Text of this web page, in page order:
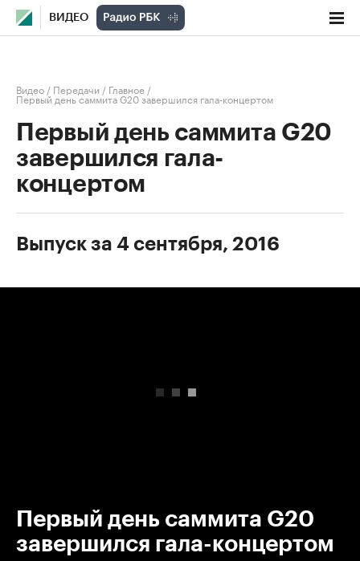
ВИДЕО
Видео / Передачи / Главное /
Первый день саммита G20 завершился гала-концертом
Первый день саммита G20
завершился гала-
концертом
Выпуск за 4 сентября, 2016
Первый день саммита G20
завершился гала-концертом